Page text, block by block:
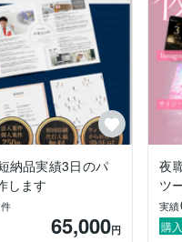
ィネーター
社のワールドITスキルテスト
　合格　2015年１月
　合格　2015年８月
Greatsite 受賞4サイト(2014
ロジェクト概要
ク薬品法人ディレクション
ートディレクター
や小売業の方、士業の方な
納品実績3日のパ
します
件
65,000円
夜
ツ
実績
購